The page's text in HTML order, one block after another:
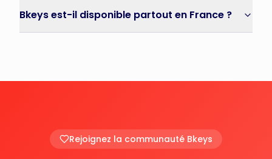
Bkeys est-il disponible partout en France ?
Rejoignez la communauté Bkeys